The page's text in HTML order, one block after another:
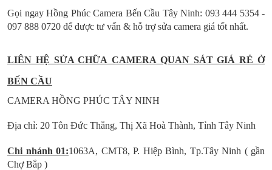
Gọi ngay Hồng Phúc Camera Bến Cầu Tây Ninh: 093 444 5354 -
097 888 0720 để được tư vấn & hỗ trợ sửa camera giá tốt nhất.
LIÊN HỆ SỬA CHỮA CAMERA QUAN SÁT GIÁ RẺ Ở
BẾN CẦU
CAMERA HỒNG PHÚC TÂY NINH
Địa chỉ: 20 Tôn Đức Thắng, Thị Xã Hoà Thành, Tỉnh Tây Ninh
Chi nhánh 01:1063A, CMT8, P. Hiệp Bình, Tp.Tây Ninh ( gần
Chợ Bắp )